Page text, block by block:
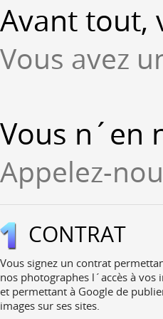
Avant tout,
Vous avez
Vous n´en
Appelez-
CONTRAT
Vous signez un contrat
nos photographes l´accès à vos
et permettant à Google de
images sur ses sites.